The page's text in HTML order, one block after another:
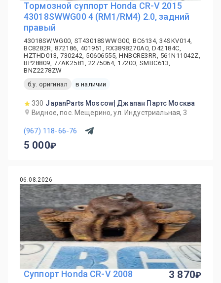
Тормозной суппорт Honda CR-V 2015
43018SWWG00 4 (RM1/RM4) 2.0, задний
правый
43018SWWG00, ST43018SWWG00, BC6134, 34SKV014,
BC8282R, 872186, 401951, RX3898270A0, D42184C,
HZTHD013, 730242, 50606555, HNBCRE3RR, 561N11042Z,
BP28809, 77AK2581, 2275064, 17200, SMBC613,
BNZ2278ZW
б.у. оригинал
в наличии
330 JapanParts Moscow| Джапан Партс Москва
Видное, пос. Мещерино, ул. Индустриальная, 3
(967) 118-66-76
5 000
06.08.2026
Суппорт Honda CR-V 2008 3 870